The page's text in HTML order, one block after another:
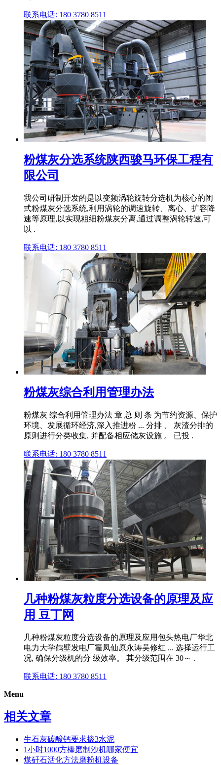
联系电话: 180 3780 8511
粉煤灰分选系统陕西骏马环保工程有
限公司
我公司研制开发的是以变频涡轮旋转分选机为核心的闭
式粉煤灰分选系统,利用涡轮的调速旋转、离心、扩容降
速等原理,以实现粗细粉煤灰分离,通过调整涡轮转速,可
以 .
联系电话: 180 3780 8511
粉煤灰综合利用管理办法
粉煤灰 综合利用管理办法 章 总 则 条 为节约资源、保护
环境、发展循环经济,深入推进粉 ... 分排 、 灰渣分排的
原则进行分类收集, 并配备相应储灰设施 。 已投 .
联系电话: 180 3780 8511
几种粉煤灰粒度分选设备的原理及应
用 豆丁网
几种粉煤灰粒度分选设备的原理及应用包头热电厂华北
电力大学鹤壁发电厂霍凤仙原永涛吴修红 ... 选择运行工
况, 确保分级机的分 级效率。 其分级范围在 30～ .
联系电话: 180 3780 8511
Menu
相关文章
生石灰碳酸钙要求掺3水泥
1小时1000方棒磨制沙机哪家便宜
煤矸石活化方法磨粉机设备